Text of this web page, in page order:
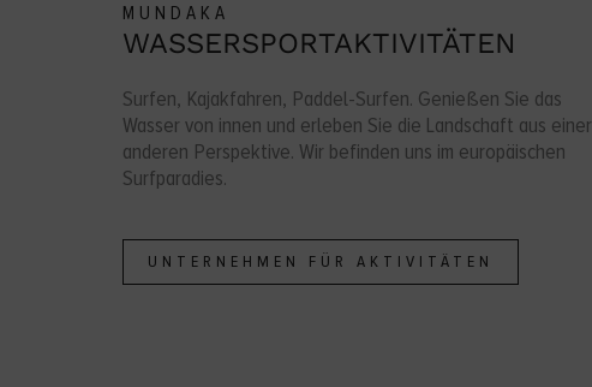
MUNDAKA
WASSERSPORTAKTIVITÄTEN
Surfen, Kajakfahren, Paddel-Surfen. Genießen Sie das
Wasser von innen und erleben Sie die Landschaft aus einer
anderen Perspektive. Wir befinden uns im europäischen
Surfparadies.
UNTERNEHMEN FÜR AKTIVITÄTEN